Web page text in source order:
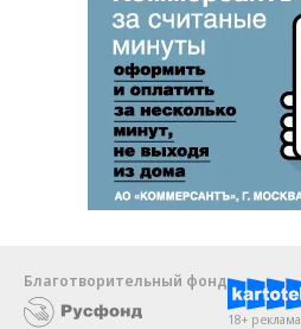
Благотворительный фонд
18+ реклама